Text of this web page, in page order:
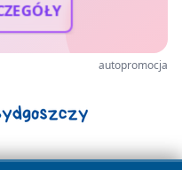
autopromocja